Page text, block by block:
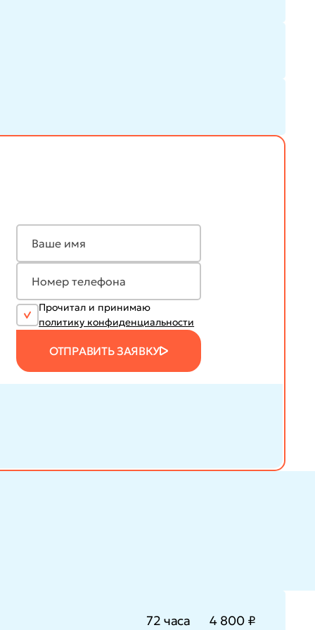
Прочитал и принимаю
политику конфиденциальности
ОТПРАВИТЬ ЗАЯВКУ
72 часа 4 800 ₽